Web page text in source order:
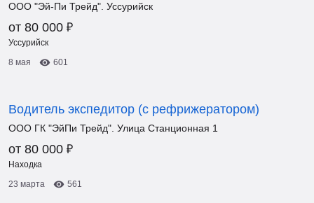
ООО "Эй-Пи Трейд". Уссурийск
от 80 000 ₽
Уссурийск
8 мая
601
Водитель экспедитор (с рефрижератором)
ООО ГК "ЭйПи Трейд". Улица Станционная 1
от 80 000 ₽
Находка
23 марта
561